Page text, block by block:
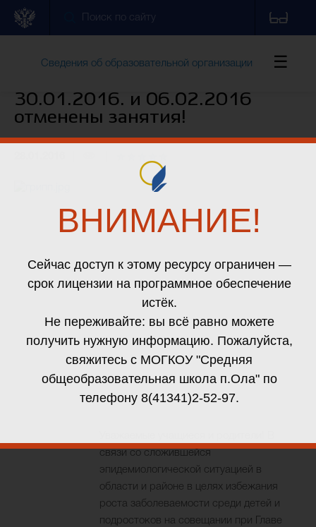
30.01.2016. и 06.02.2016
отменены занятия!
связи со сложившейся
эпидемиологической ситуацией в
области и районе в целях избежания
роста заболеваемости среди детей и
подростоков на совещании при Главе
Сведения об образовательной организации
Обращения граждан
Противодействие коррупции
Дополнительные сведения Питание
Новости Контакты
ВНИМАНИЕ!
Сейчас доступ к этому ресурсу ограничен —
срок лицензии на программное обеспечение
истёк.
Не переживайте: вы всё равно можете
получить нужную информацию. Пожалуйста,
свяжитесь с МОГКОУ "Средняя
общеобразовательная школа п.Ола" по
телефону 8(41341)2-52-97.